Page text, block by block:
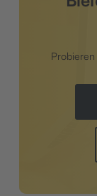
Probieren